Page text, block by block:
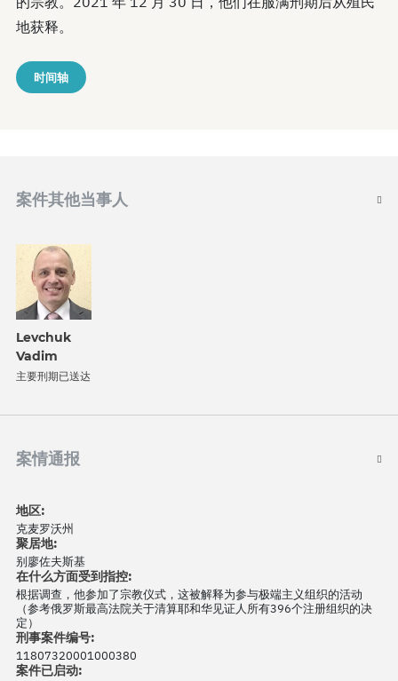
地获释。
时间轴
案件其他当事人
Levchuk
Vadim
主要刑期已送达
案情通报
地区:
克麦罗沃州
聚居地:
别廖佐夫斯基
在什么方面受到指控:
根据调查，他参加了宗教仪式，这被解释为参与极端主义组织的活动
（参考俄罗斯最高法院关于清算耶和华见证人所有396个注册组织的决
定）
刑事案件编号:
11807320001000380
案件已启动: